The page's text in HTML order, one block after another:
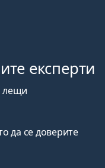
експерти
лещи
да се доверите